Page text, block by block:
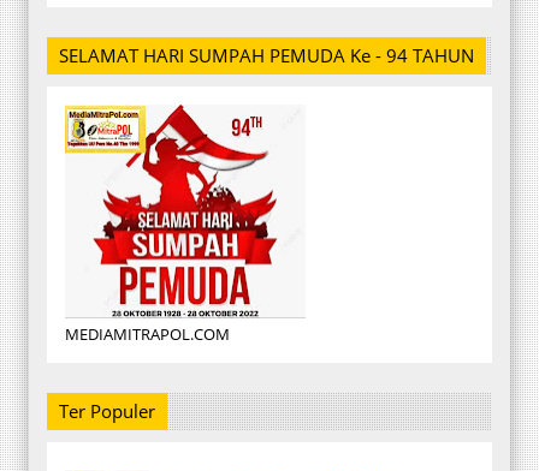
SELAMAT HARI SUMPAH PEMUDA Ke - 94 TAHUN
MEDIAMITRAPOL.COM
Ter Populer